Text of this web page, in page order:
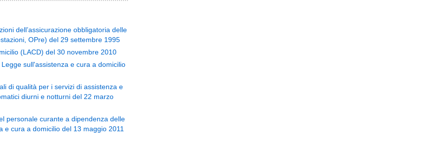
dell’assicurazione obbligatoria delle
OPre) del 29 settembre 1995
(LACD) del 30 novembre 2010
sull'assistenza e cura a domicilio
di qualità per i servizi di assistenza e
diurni e notturni del 22 marzo
personale curante a dipendenza delle
e cura a domicilio del 13 maggio 2011